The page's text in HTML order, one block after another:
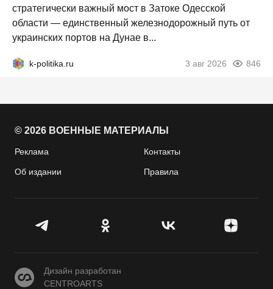
стратегически важный мост в Затоке Одесской
области — единственный железнодорожный путь от
украинских портов на Дунае в...
k-politika.ru 3 авг 2026 846
© 2026 ВОЕННЫЕ МАТЕРИАЛЫ
Реклама Контакты
Об издании Правила
CENTROARTS